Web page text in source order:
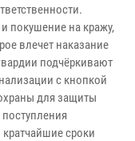
покушение на кражу,
влечет наказание
подчёркивают
с кнопкой
для защиты
сроки